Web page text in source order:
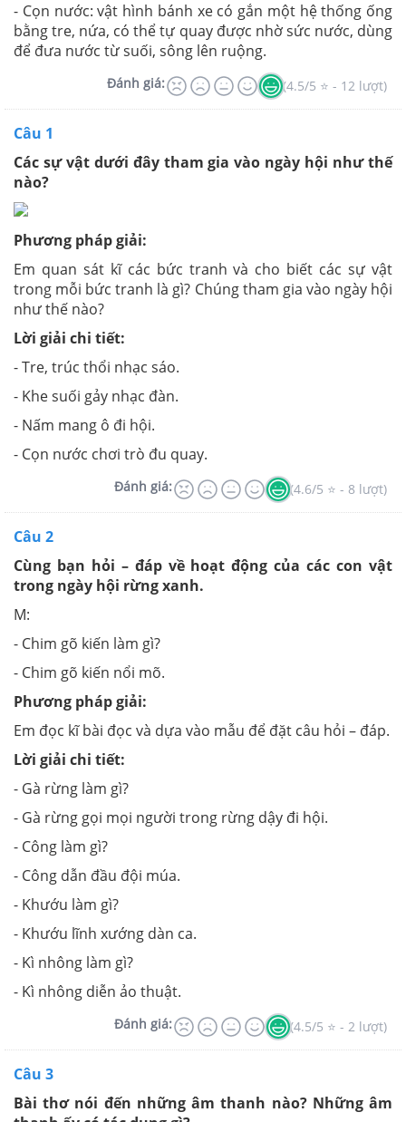
- Cọn nước: vật hình bánh xe có gắn một hệ thống ống
bằng tre, nứa, có thể tự quay được nhờ sức nước, dùng
để đưa nước từ suối, sông lên ruộng.
Đánh giá: (4.5/5 ⭐ - 12 lượt)
Câu 1
Các sự vật dưới đây tham gia vào ngày hội như thế
nào?
Phương pháp giải:
Em quan sát kĩ các bức tranh và cho biết các sự vật
trong mỗi bức tranh là gì? Chúng tham gia vào ngày hội
như thế nào?
Lời giải chi tiết:
- Tre, trúc thổi nhạc sáo.
- Khe suối gảy nhạc đàn.
- Nấm mang ô đi hội.
- Cọn nước chơi trò đu quay.
Đánh giá: (4.6/5 ⭐ - 8 lượt)
Câu 2
Cùng bạn hỏi – đáp về hoạt động của các con vật
trong ngày hội rừng xanh.
M:
- Chim gõ kiến làm gì?
- Chim gõ kiến nổi mõ.
Phương pháp giải:
Em đọc kĩ bài đọc và dựa vào mẫu để đặt câu hỏi – đáp.
Lời giải chi tiết:
- Gà rừng làm gì?
- Gà rừng gọi mọi người trong rừng dậy đi hội.
- Công làm gì?
- Công dẫn đầu đội múa.
- Khướu làm gì?
- Khướu lĩnh xướng dàn ca.
- Kì nhông làm gì?
- Kì nhông diễn ảo thuật.
Đánh giá: (4.5/5 ⭐ - 2 lượt)
Câu 3
Bài thơ nói đến những âm thanh nào? Những âm